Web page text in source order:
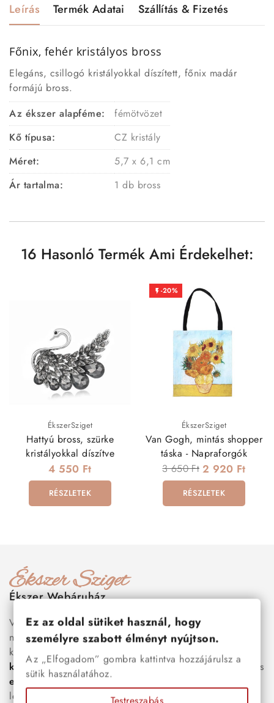
Leírás Termék Adatai Szállítás & Fizetés
Főnix, fehér kristályos bross
Elegáns, csillogó kristályokkal díszített, főnix madár
formájú bross.
Az ékszer alapféme:
fémötvözet
Kő típusa:
CZ kristály
Méret:
5,7 x 6,1 cm
Ár tartalma:
1 db bross
16 Hasonló Termék Ami Érdekelhet:
ÉkszerSziget
Hattyú bross, szürke
kristályokkal díszítve
4 550 Ft
RÉSZLETEK
 -20%
ÉkszerSziget
Van Gogh, mintás shopper
táska - Napraforgók
3 650 Ft 2 920 Ft
RÉSZLETEK
Ékszer Webáruház
Válogass több száz prémium minőségű, stílusos és tartós
nemesacél ékszer és orvosi fém ékszer közül, amelyek
között megtalálhatók a legnépszerűbb darabok is:
karkötők, nőinyakláncok,karikagyűrűk,fülbevalók
és
esküvői kiegészítőkegyaránt. Webáruházunkban a
legújabb trendeket követő, mégis időtálló ékszerek közül
Ez az oldal sütiket használ, hogy
személyre szabott élményt nyújtson.
Az „Elfogadom” gombra kattintva hozzájárulsz a
sütik használatához.